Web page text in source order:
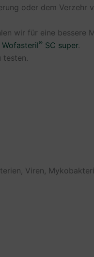
oder dem Verzehr
wir für eine bessere
Wofasteril® SC super.
testen.
Viren,